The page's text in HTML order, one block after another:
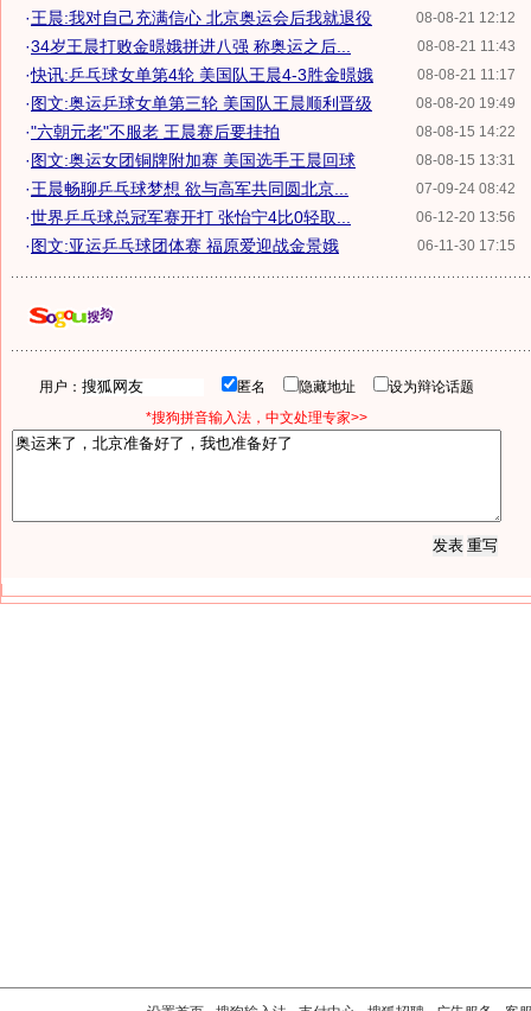
08-08-21 12:12
·王晨:我对自己充满信心 北京奥运会后我就退役
08-08-21 11:43
·34岁王晨打败金暻娥拼进八强 称奥运之后...
08-08-21 11:17
·快讯:乒乓球女单第4轮 美国队王晨4-3胜金暻娥
08-08-20 19:49
·图文:奥运乒球女单第三轮 美国队王晨顺利晋级
08-08-15 14:22
·"六朝元老"不服老 王晨赛后要挂拍
08-08-15 13:31
·图文:奥运女团铜牌附加赛 美国选手王晨回球
07-09-24 08:42
·王晨畅聊乒乓球梦想 欲与高军共同圆北京...
06-12-20 13:56
·世界乒乓球总冠军赛开打 张怡宁4比0轻取...
06-11-30 17:15
·图文:亚运乒乓球团体赛 福原爱迎战金景娥
用户： 匿名 隐藏地址
设为辩论话题
*搜狗拼音输入法，中文处理专家>>